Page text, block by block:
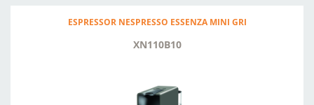
ESPRESSOR NESPRESSO ESSENZA MINI GRI
XN110B10